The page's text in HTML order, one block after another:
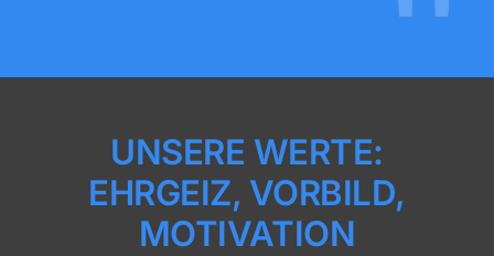
UNSERE WERTE:
EHRGEIZ, VORBILD,
MOTIVATION